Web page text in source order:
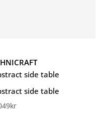
side table
side table
kr